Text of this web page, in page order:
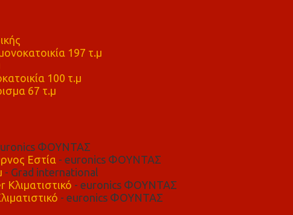
197 τ.μ
100 τ.μ
67 τ.μ
ΦΟΥΝΤΑΣ
Εστία - euronics ΦΟΥΝΤΑΣ
- Grad international
- euronics ΦΟΥΝΤΑΣ
- euronics ΦΟΥΝΤΑΣ